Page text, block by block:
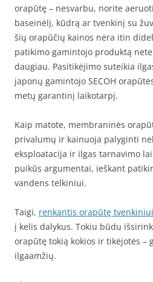
orapūtę – nesvarbu, norite
baseinėlį, kūdrą ar tvenkinį su
šių orapūčių kainos nėra itin
patikimo gamintojo produktą
daugiau. Pasitikėjimo suteikia
japonų gamintojo SECOH
metų garantinį laikotarpį.
Kaip matote, membraninės
privalumų ir kainuoja palyginti
eksploatacija ir ilgas tarnavimo
puikūs argumentai, ieškant
vandens telkiniui.
Taigi, renkantis orapūtę tvenkiniui
į kelis dalykus. Tokiu būdu
orapūtę tokią kokios ir tikėjotės –
ilgaamžių.